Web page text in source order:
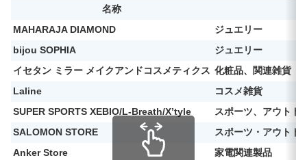
名称
MAHARAJA DIAMOND
ジュエリー
bijou SOPHIA
ジュエリー
イセタン ミラー メイクアンドコスメティクス 化粧品、関連雑貨
Laline
コスメ雑貨
SUPER SPORTS XEBIO/L-Breath/X’tyle
スポーツ、アウトド
SALOMON STORE
スポーツ・アウトド
Anker Store
家電関連製品